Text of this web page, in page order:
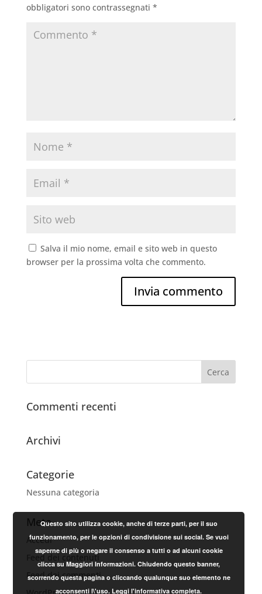
obbligatori sono contrassegnati *
Salva il mio nome, email e sito web in questo
browser per la prossima volta che commento.
Commenti recenti
Archivi
Categorie
Nessuna categoria
Meta
Accedi
Feed dei contenuti
Feed dei commenti
Questo sito utilizza cookie, anche di terze parti, per il suo
funzionamento, per le opzioni di condivisione sui social. Se vuoi
saperne di più o negare il consenso a tutti o ad alcuni cookie
clicca su Maggiori Informazioni. Chiudendo questo banner,
scorrendo questa pagina o cliccando qualunque suo elemento ne
acconsenti l\'uso.Leggi l'informativa completa.